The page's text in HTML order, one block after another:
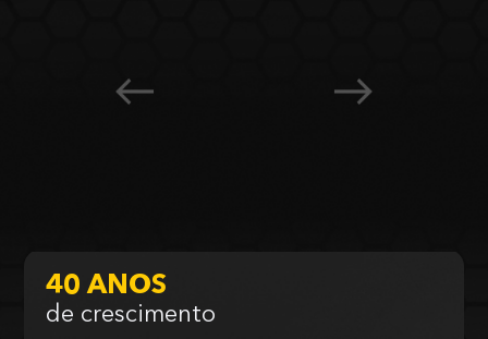
40 ANOS
de crescimento